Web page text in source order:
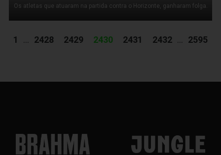
Os atletas que atuaram na partida contra o Horizonte, ganharam folga.
1 ... 2428 2429 2430 2431 2432 ... 2595